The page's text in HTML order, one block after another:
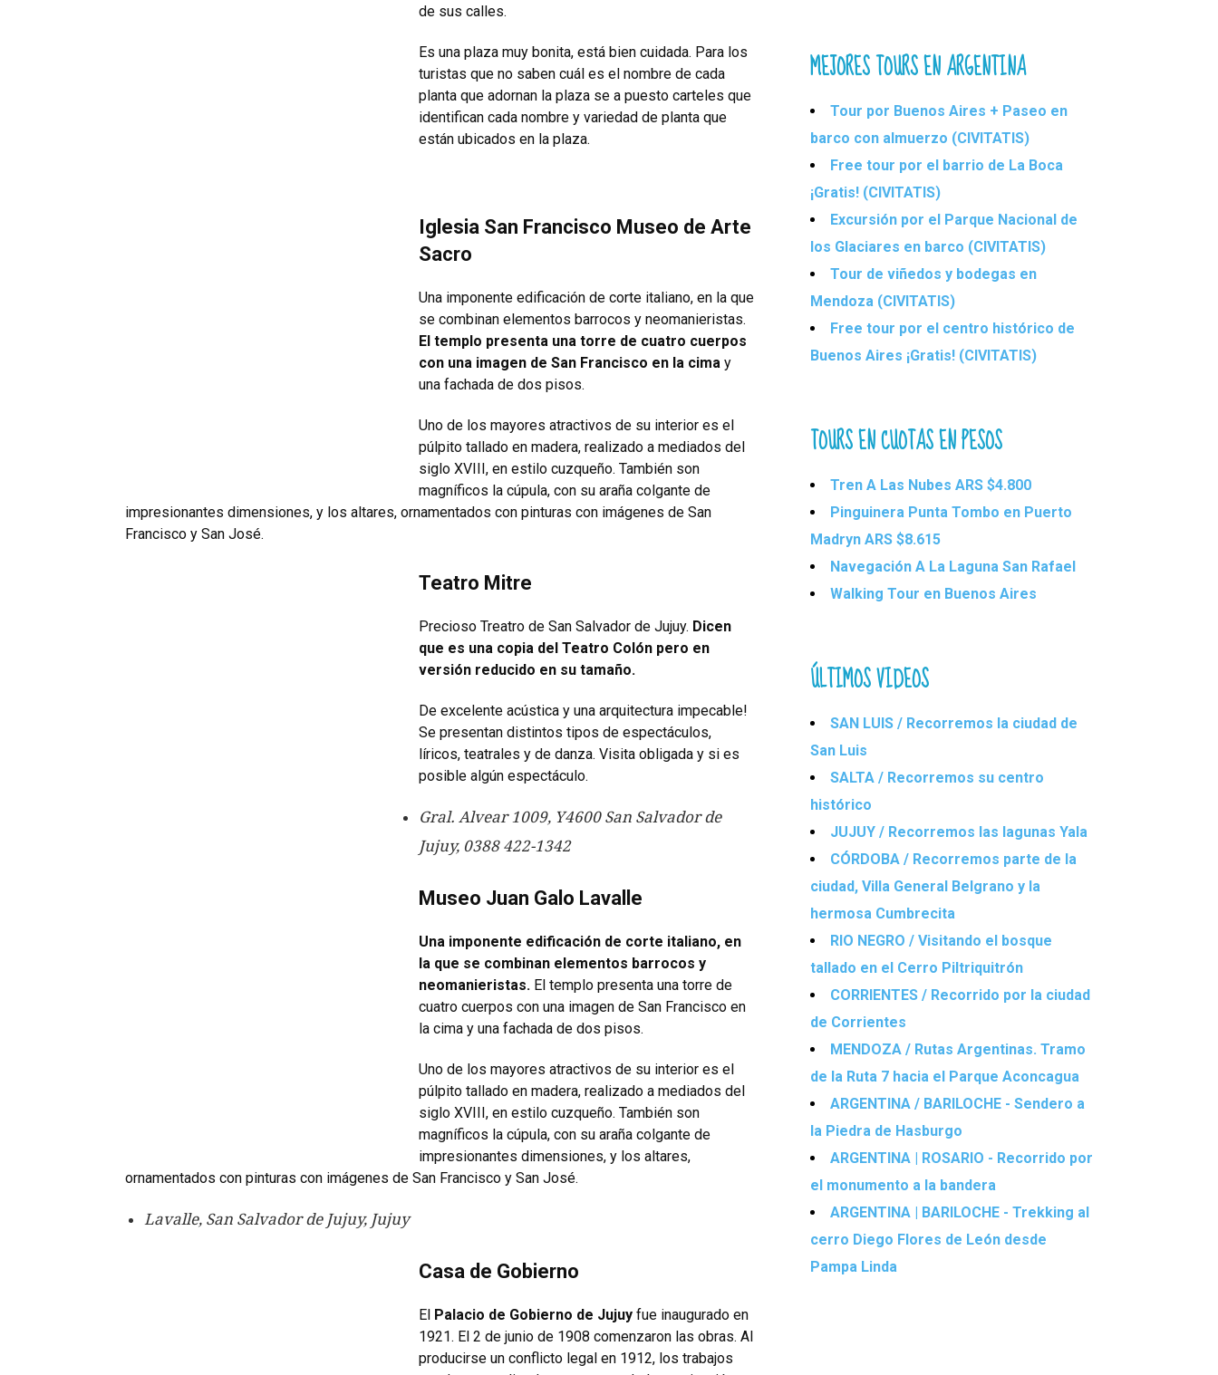
de sus calles.
Es una plaza muy bonita, está bien cuidada. Para los
turistas que no saben cuál es el nombre de cada
planta que adornan la plaza se a puesto carteles que
identifican cada nombre y variedad de planta que
están ubicados en la plaza.
Iglesia San Francisco Museo de Arte
Sacro
Una imponente edificación de corte italiano, en la que
se combinan elementos barrocos y neomanieristas.
El templo presenta una torre de cuatro cuerpos
con una imagen de San Francisco en la cima y
una fachada de dos pisos.
Uno de los mayores atractivos de su interior es el
púlpito tallado en madera, realizado a mediados del
siglo XVIII, en estilo cuzqueño. También son
magníficos la cúpula, con su araña colgante de
impresionantes dimensiones, y los altares, ornamentados con pinturas con imágenes de San
Francisco y San José.
Teatro Mitre
Precioso Treatro de San Salvador de Jujuy. Dicen
que es una copia del Teatro Colón pero en
versión reducido en su tamaño.
De excelente acústica y una arquitectura impecable!
Se presentan distintos tipos de espectáculos,
líricos, teatrales y de danza. Visita obligada y si es
posible algún espectáculo.
Gral. Alvear 1009, Y4600 San Salvador de
Jujuy, 0388 422-1342
Museo Juan Galo Lavalle
Una imponente edificación de corte italiano, en
la que se combinan elementos barrocos y
neomanieristas. El templo presenta una torre de
cuatro cuerpos con una imagen de San Francisco en
la cima y una fachada de dos pisos.
Uno de los mayores atractivos de su interior es el
púlpito tallado en madera, realizado a mediados del
siglo XVIII, en estilo cuzqueño. También son
magníficos la cúpula, con su araña colgante de
impresionantes dimensiones, y los altares,
ornamentados con pinturas con imágenes de San Francisco y San José.
Lavalle, San Salvador de Jujuy, Jujuy
Casa de Gobierno
El Palacio de Gobierno de Jujuy fue inaugurado en
1921. El 2 de junio de 1908 comenzaron las obras. Al
producirse un conflicto legal en 1912, los trabajos
MEJORES TOURS EN ARGENTINA
Tour por Buenos Aires + Paseo en
barco con almuerzo (CIVITATIS)
Free tour por el barrio de La Boca
¡Gratis! (CIVITATIS)
Excursión por el Parque Nacional de
los Glaciares en barco (CIVITATIS)
Tour de viñedos y bodegas en
Mendoza (CIVITATIS)
Free tour por el centro histórico de
Buenos Aires ¡Gratis! (CIVITATIS)
TOURS EN CUOTAS EN PESOS
Tren A Las Nubes ARS $4.800
Pinguinera Punta Tombo en Puerto
Madryn ARS $8.615
Navegación A La Laguna San Rafael
Walking Tour en Buenos Aires
ÚLTIMOS VIDEOS
SAN LUIS / Recorremos la ciudad de
San Luis
SALTA / Recorremos su centro
histórico
JUJUY / Recorremos las lagunas Yala
CÓRDOBA / Recorremos parte de la
ciudad, Villa General Belgrano y la
hermosa Cumbrecita
RIO NEGRO / Visitando el bosque
tallado en el Cerro Piltriquitrón
CORRIENTES / Recorrido por la ciudad
de Corrientes
MENDOZA / Rutas Argentinas. Tramo
de la Ruta 7 hacia el Parque Aconcagua
ARGENTINA / BARILOCHE - Sendero a
la Piedra de Hasburgo
ARGENTINA | ROSARIO - Recorrido por
el monumento a la bandera
ARGENTINA | BARILOCHE - Trekking al
cerro Diego Flores de León desde
Pampa Linda